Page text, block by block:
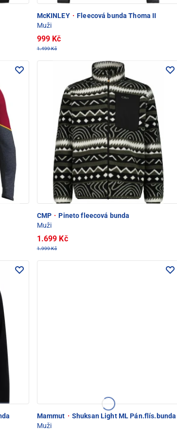
McKINLEY · Fleecová bunda Thoma II
Muži
999 Kč
1.499 Kč
CMP · Pineto fleecová bunda
Muži
1.699 Kč
1.999 Kč
Mammut · Shuksan Light ML Pán.flís.bunda
Muži